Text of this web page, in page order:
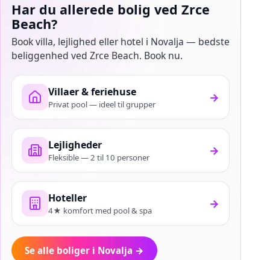
Har du allerede bolig ved Zrce
Beach?
Book villa, lejlighed eller hotel i Novalja — bedste
beliggenhed ved Zrce Beach. Book nu.
Villaer & feriehuse
Privat pool — ideel til grupper →
Lejligheder
Fleksible — 2 til 10 personer →
Hoteller
4★ komfort med pool & spa →
Se alle boliger i Novalja →